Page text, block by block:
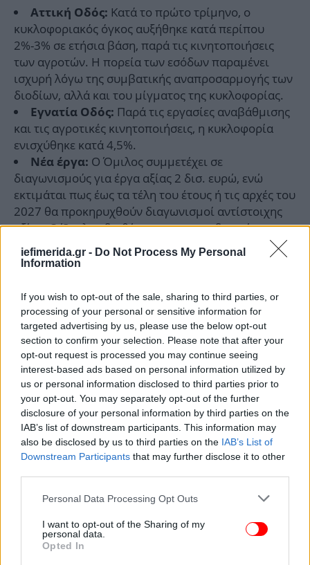
iefimerida.gr - Do Not Process My Personal
Information
If you wish to opt-out of the sale, sharing to third parties, or
processing of your personal or sensitive information for
targeted advertising by us, please use the below opt-out
section to confirm your selection. Please note that after your
opt-out request is processed you may continue seeing
interest-based ads based on personal information utilized by
us or personal information disclosed to third parties prior to
your opt-out. You may separately opt-out of the further
disclosure of your personal information by third parties on the
IAB’s list of downstream participants. This information may
also be disclosed by us to third parties on the IAB’s List of
Downstream Participants that may further disclose it to other
Please note that this website/app uses one or more Google
not limited to your visit or usage behaviour. You may click to
grant or deny consent to Google and its third-party tags to
use your data for below specified purposes in below Google
Personal Data Processing Opt Outs
I want to opt-out of the Sharing of my
personal data.
Opted In
Αττική Οδός: Κατά το πρώτο τρίμηνο, ο
κυκλοφοριακός όγκος αυξήθηκε κατά περίπου
2%-3% σε ετήσια βάση, παρά τις κινητοποιήσεις
των αγροτών. Η πορεία των εσόδων παραμένει
ισχυρή λόγω της συμβατικής αναπροσαρμογής των
διοδίων, αλλά και του μίγματος της κυκλοφορίας.
Εγνατία Οδός: Παρά τις εργασίες αναβάθμισης
και τις αγροτικές κινητοποιήσεις, η κυκλοφορία
ενισχύθηκε κατά 4,5%.
Νέα έργα: Ο Όμιλος συμμετέχει σε
διαγωνισμούς για έργα αξίας 2 δισ. ευρώ, ενώ
εκτιμάται πως έως τα τέλη του έτους ή τις αρχές του
2027 θα προκηρυχθούν διαγωνισμοί αντίστοιχης
αξίας. Ο Όμιλος διαθέτει τη χρηματοδοτική
ευρωστία να διεκδικήσει νέες ευκαιρίες,
διατηρώντας ακέραια την υφιστάμενη κεφαλαιακή
Αντλησιοταμίευση Αμφιλοχίας:Η ΓΕΚ ΤΕΡΝΑ
θα ασκήσει το δικαίωμα προαίρεσης (call option) για
την απόκτηση του 50% του έργου, με τις
διαπραγματεύσεις με τη Masdar να βρίσκονται σε
εξέλιξη. Αντιστοίχως, ο Όμιλος αναμένεται να
ασκήσει το δικαίωμα εξαγοράς του 50% σε
υδροηλεκτρικά έργα, offshore αιολικά πάρκα κ.α.